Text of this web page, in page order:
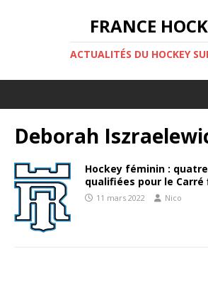
FRANCE
ACTUALITÉS DU HOCKEY
Deborah
Hockey féminin :
qualifiées pour le
11 mars 2022 Nico